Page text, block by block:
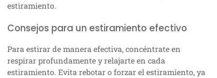
estiramiento.
Consejos para un estiramiento efectivo
Para estirar de manera efectiva, concéntrate en
respirar profundamente y relajarte en cada
estiramiento. Evita rebotar o forzar el estiramiento, ya